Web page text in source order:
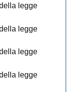
legge
legge
legge
legge